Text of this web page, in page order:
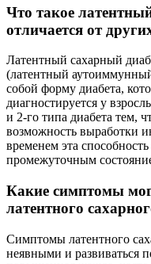
Что такое
отличается от
Латентный сахарный
(латентный
собой форму диабета,
диагностируется у
и 2-го типа диабета тем,
возможность выработки
временем эта
промежуточным
Какие симптомы
латентного
Симптомы латентного
неявными и развиваться